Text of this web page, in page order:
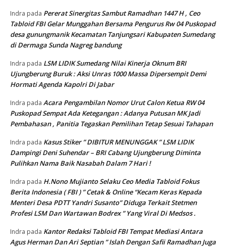
Indra pada Pererat Sinergitas Sambut Ramadhan 1447 H , Ceo
Tabloid FBI Gelar Munggahan Bersama Pengurus Rw 04 Puskopad
desa gunungmanik Kecamatan Tanjungsari Kabupaten Sumedang
di Dermaga Sunda Nagreg bandung
Indra pada LSM LIDIK Sumedang Nilai Kinerja Oknum BRI
Ujungberung Buruk : Aksi Unras 1000 Massa Dipersempit Demi
Hormati Agenda Kapolri Di Jabar
Indra pada Acara Pengambilan Nomor Urut Calon Ketua RW 04
Puskopad Sempat Ada Ketegangan : Adanya Putusan MK Jadi
Pembahasan , Panitia Tegaskan Pemilihan Tetap Sesuai Tahapan
Indra pada Kasus Stiker ” DIBITUR MENUNGGAK ” LSM LIDIK
Dampingi Deni Suhendar – BRI Cabang Ujungberung Diminta
Pulihkan Nama Baik Nasabah Dalam 7 Hari !
Indra pada H.Nono Mujianto Selaku Ceo Media Tabloid Fokus
Berita Indonesia ( FBI ) ” Cetak & Online “Kecam Keras Kepada
Menteri Desa PDTT Yandri Susanto” Diduga Terkait Stetmen
Profesi LSM Dan Wartawan Bodrex ” Yang Viral Di Medsos .
Indra pada Kantor Redaksi Tabloid FBI Tempat Mediasi Antara
Agus Herman Dan Ari Septian ” Islah Dengan Safii Ramadhan Juga